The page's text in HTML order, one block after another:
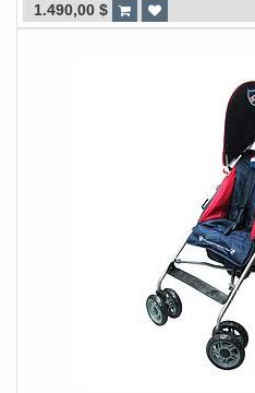
1.490,00 $